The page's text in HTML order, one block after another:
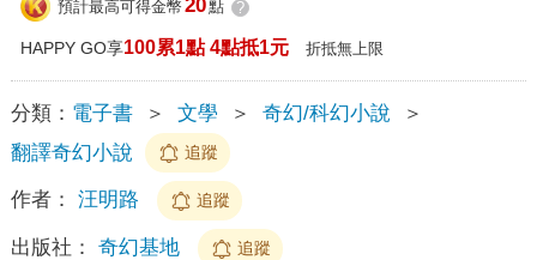
預計最高可得金幣 20點 ?
HAPPY GO享100累1點 4點抵1元 折抵無上限
分類： 電子書 ＞ 文學 ＞ 奇幻/科幻小說
＞
翻譯奇幻小說
追蹤
作者： 汪明路 追蹤
出版社： 奇幻基地 追蹤